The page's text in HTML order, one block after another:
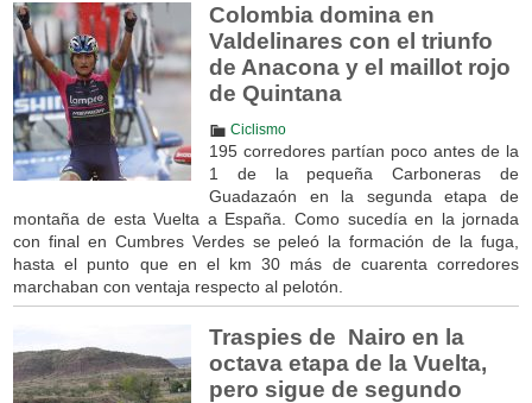
Colombia domina en
Valdelinares con el triunfo
de Anacona y el maillot rojo
de Quintana
Ciclismo
195 corredores partían poco antes de la
1 de la pequeña Carboneras de
Guadazaón en la segunda etapa de
montaña de esta Vuelta a España. Como sucedía en la jornada
con final en Cumbres Verdes se peleó la formación de la fuga,
hasta el punto que en el km 30 más de cuarenta corredores
marchaban con ventaja respecto al pelotón.
Traspies de Nairo en la
octava etapa de la Vuelta,
pero sigue de segundo